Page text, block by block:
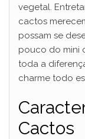
vegetal.
cactos
possam se
pouco do mini
toda a
charme todo
Cactos